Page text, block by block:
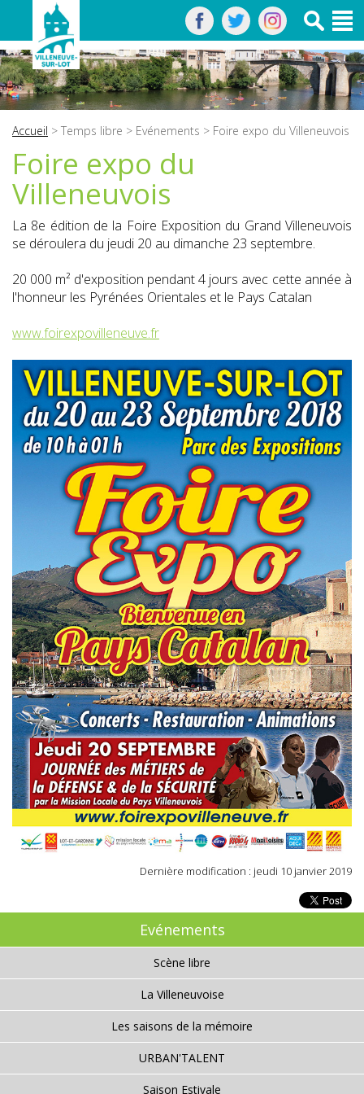
Accueil > Temps libre > Evénements > Foire expo du Villeneuvois
Foire expo du
Villeneuvois
La 8e édition de la Foire Exposition du Grand Villeneuvois
se déroulera du jeudi 20 au dimanche 23 septembre.
20 000 m² d'exposition pendant 4 jours avec cette année à
l'honneur les Pyrénées Orientales et le Pays Catalan
www.foirexpovilleneuve.fr
Dernière modification : jeudi 10 janvier 2019
Evénements
Scène libre
La Villeneuvoise
Les saisons de la mémoire
URBAN'TALENT
Saison Estivale